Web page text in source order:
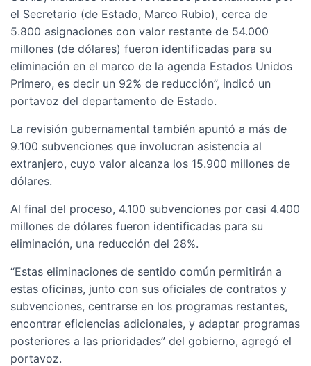
el Secretario (de Estado, Marco Rubio), cerca de
5.800 asignaciones con valor restante de 54.000
millones (de dólares) fueron identificadas para su
eliminación en el marco de la agenda Estados Unidos
Primero, es decir un 92% de reducción”, indicó un
portavoz del departamento de Estado.
La revisión gubernamental también apuntó a más de
9.100 subvenciones que involucran asistencia al
extranjero, cuyo valor alcanza los 15.900 millones de
dólares.
Al final del proceso, 4.100 subvenciones por casi 4.400
millones de dólares fueron identificadas para su
eliminación, una reducción del 28%.
“Estas eliminaciones de sentido común permitirán a
estas oficinas, junto con sus oficiales de contratos y
subvenciones, centrarse en los programas restantes,
encontrar eficiencias adicionales, y adaptar programas
posteriores a las prioridades” del gobierno, agregó el
portavoz.